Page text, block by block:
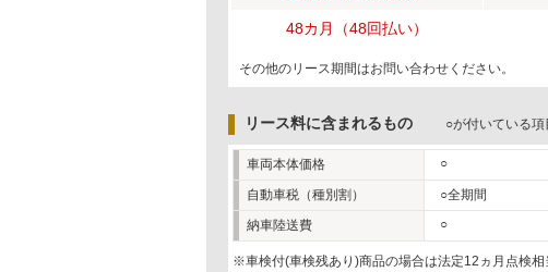
48カ月（48回払い）
その他のリース期間はお問い合わせください。
リース料に含まれるもの ○が付いている項
車両本体価格 ○
自動車税（種別割） ○全期間
納車陸送費
○
※車検付(車検残あり)商品の場合は法定12ヵ月点検相